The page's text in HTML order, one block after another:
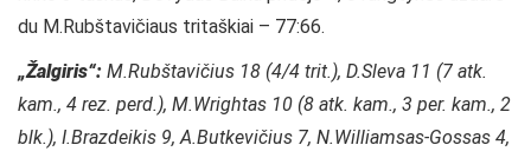
du M.Rubštavičiaus tritaškiai – 77:66.
„Žalgiris“: M.Rubštavičius 18 (4/4 trit.), D.Sleva 11 (7 atk.
kam., 4 rez. perd.), M.Wrightas 10 (8 atk. kam., 3 per. kam., 2
blk.), I.Brazdeikis 9, A.Butkevičius 7, N.Williamsas-Gossas 4,